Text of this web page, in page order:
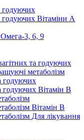
годуючих
годуючих Вітаміни А
3, 6, 9
та годуючих
метаболізм
годуючих
годуючих Вітамін B
Вітамін B
Для лікування